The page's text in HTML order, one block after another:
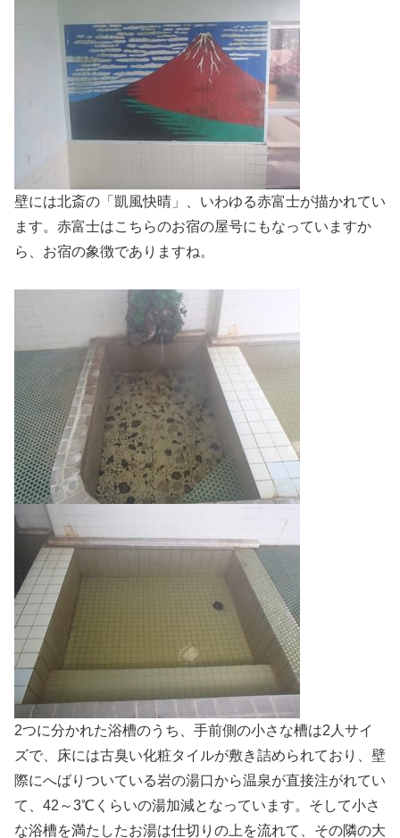
壁には北斎の「凱風快晴」、いわゆる赤富士が描かれてい
ます。赤富士はこちらのお宿の屋号にもなっていますか
ら、お宿の象徴でありますね。
2つに分かれた浴槽のうち、手前側の小さな槽は2人サイ
ズで、床には古臭い化粧タイルが敷き詰められており、壁
際にへばりついている岩の湯口から温泉が直接注がれてい
て、42～3℃くらいの湯加減となっています。そして小さ
な浴槽を満たしたお湯は仕切りの上を流れて、その隣の大